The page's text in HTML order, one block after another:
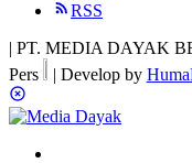
RSS
| PT. MEDIA DAYAK
Pers
| Develop by